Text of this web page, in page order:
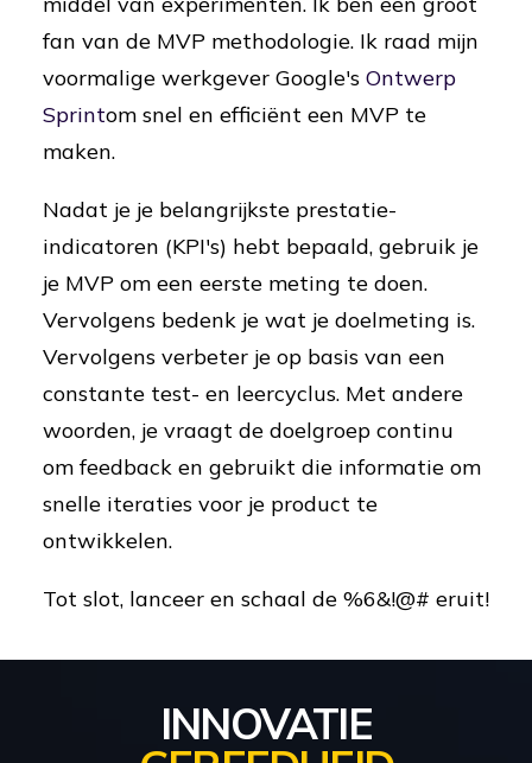
fan van de MVP methodologie. Ik raad mijn
voormalige werkgever Google's Ontwerp
Sprintom snel en efficiënt een MVP te
maken.
Nadat je je belangrijkste prestatie-
indicatoren (KPI's) hebt bepaald, gebruik je
je MVP om een eerste meting te doen.
Vervolgens bedenk je wat je doelmeting is.
Vervolgens verbeter je op basis van een
constante test- en leercyclus. Met andere
woorden, je vraagt de doelgroep continu
om feedback en gebruikt die informatie om
snelle iteraties voor je product te
ontwikkelen.
Tot slot, lanceer en schaal de %6&!@# eruit!
INNOVATIE